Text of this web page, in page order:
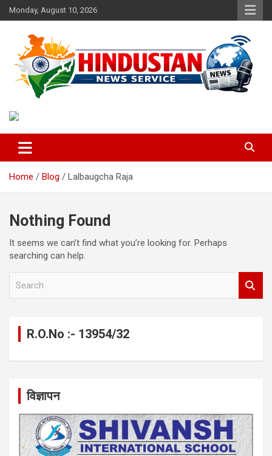
Skip
to
Monday, August 10, 2026
Hindustan News Service
Home Blog Lalbaugcha Raja
Nothing Found
It seems we can’t find what you’re looking for. Perhaps
searching can help.
R.O.No :- 13954/32
विज्ञापन